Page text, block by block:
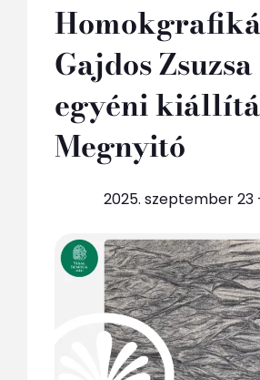
Gajdos Zsuzsa
egyéni
Megnyitó
2025. szeptember 23